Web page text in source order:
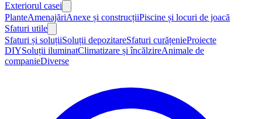
Exteriorul casei
PlanteAmenajăriAnexe și construcțiiPiscine și locuri de joacă
Sfaturi utile
Sfaturi și soluțiiSoluții depozitareSfaturi curățenieProiecte
DIYSoluții iluminatClimatizare și încălzireAnimale de
companieDiverse